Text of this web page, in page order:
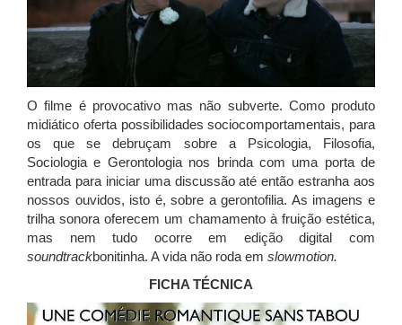
O filme é provocativo mas não subverte. Como produto
midiático oferta possibilidades sociocomportamentais, para
os que se debruçam sobre a Psicologia, Filosofia,
Sociologia e Gerontologia nos brinda com uma porta de
entrada para iniciar uma discussão até então estranha aos
nossos ouvidos, isto é, sobre a gerontofilia. As imagens e
trilha sonora oferecem um chamamento à fruição estética,
mas nem tudo ocorre em edição digital com
soundtrackbonitinha. A vida não roda em slowmotion.
FICHA TÉCNICA